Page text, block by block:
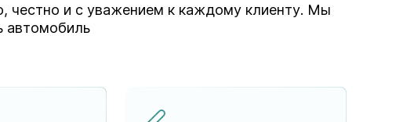
честно и с уважением к каждому клиенту. Мы
автомобиль